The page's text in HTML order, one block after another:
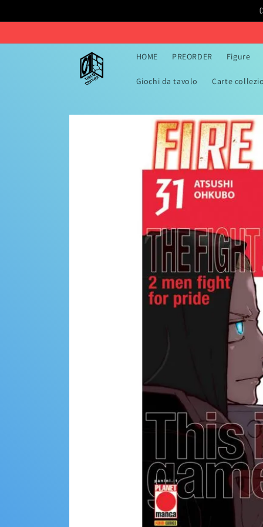
ai contenuti
HOME PREORDER Figure
Giochi da tavolo Carte
Passa alle